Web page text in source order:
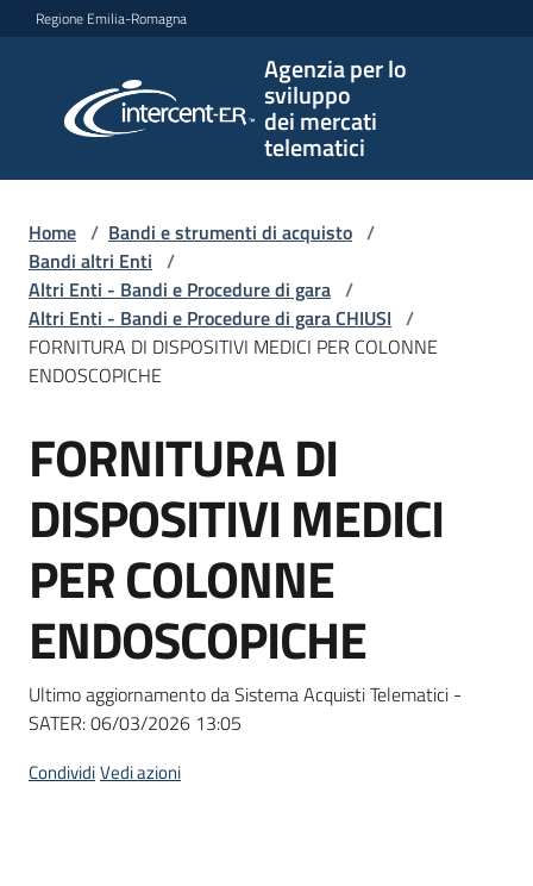
Vai al contenuto
Vai alla navigazione
Vai al footer
Regione Emilia-Romagna
Agenzia per lo
sviluppo
dei mercati
telematici
per lo
sviluppo
telematici
L'Agenzia
Bandi
e
di
Supporto
Piattaforme
telematiche
Home / Bandi e strumenti di acquisto /
Bandi altri Enti /
Altri Enti - Bandi e Procedure di gara /
Altri Enti - Bandi e Procedure di gara CHIUSI /
FORNITURA DI DISPOSITIVI MEDICI PER COLONNE
ENDOSCOPICHE
Salta al contenuto
FORNITURA DI
DISPOSITIVI MEDICI
PER COLONNE
ENDOSCOPICHE
Ultimo aggiornamento da Sistema Acquisti Telematici -
SATER:06/03/2026 13:05
CondividiVedi azioni